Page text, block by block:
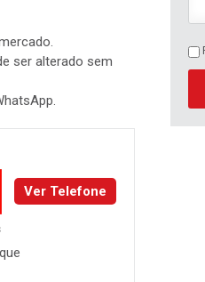
ser alterado sem
Ver Telefone